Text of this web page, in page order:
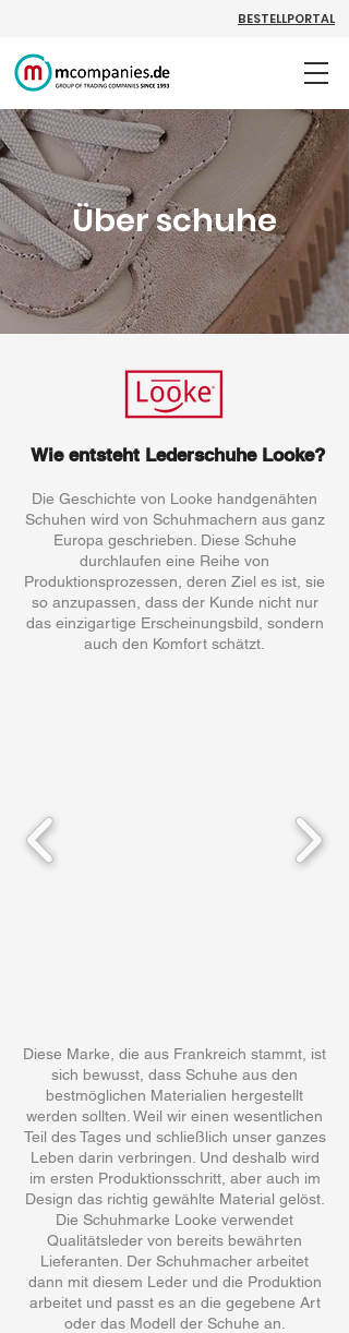
BESTELLPORTAL
Über schuhe
Wie entsteht Lederschuhe Looke?
Die Geschichte von Looke handgenähten
Schuhen wird von Schuhmachern aus ganz
Europa geschrieben. Diese Schuhe
durchlaufen eine Reihe von
Produktionsprozessen, deren Ziel es ist, sie
so anzupassen, dass der Kunde nicht nur
das einzigartige Erscheinungsbild, sondern
auch den Komfort schätzt.
Diese Marke, die aus Frankreich stammt, ist
sich bewusst, dass Schuhe aus den
bestmöglichen Materialien hergestellt
werden sollten. Weil wir einen wesentlichen
Teil des Tages und schließlich unser ganzes
Leben darin verbringen. Und deshalb wird
im ersten Produktionsschritt, aber auch im
Design das richtig gewählte Material gelöst.
Die Schuhmarke Looke verwendet
Qualitätsleder von bereits bewährten
Lieferanten. Der Schuhmacher arbeitet
dann mit diesem Leder und die Produktion
arbeitet und passt es an die gegebene Art
oder das Modell der Schuhe an.